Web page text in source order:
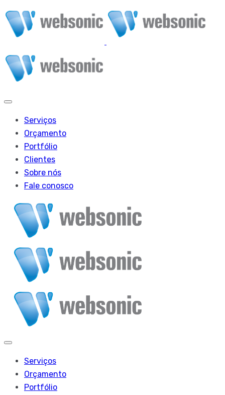
Serviços
Orçamento
Portfólio
Clientes
Sobre nós
Fale conosco
Serviços
Orçamento
Portfólio